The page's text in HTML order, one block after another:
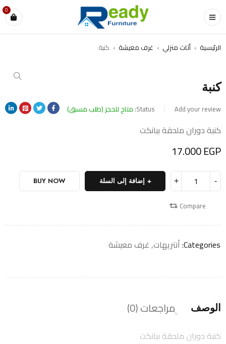
0
الرئيسية › أثاث منزلي › غرف معيشة › كنبة
كنبة
Add your review
Status: متاح للحجز (طلب مسبق)
كنبة دوران ملحقة ببانكت
17.000EGP
إضافة إلى السلة BUY NOW
Compare
Categories: أنتريهات,غرف معيشة
الوصف مراجعات (0)
كنبة دوران ملحقة ببانكت